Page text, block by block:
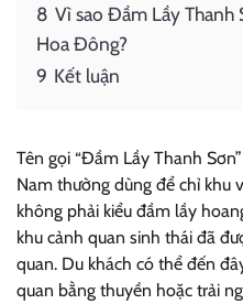
8 Vì sao Đầm Lầy
Hoa Đông?
9 Kết luận
Tên gọi “Đầm Lầy Thanh
Nam thường dùng để chỉ khu
không phải kiểu đầm lầy
khu cảnh quan sinh thái đã
quan. Du khách có thể đến
quan bằng thuyền hoặc trải